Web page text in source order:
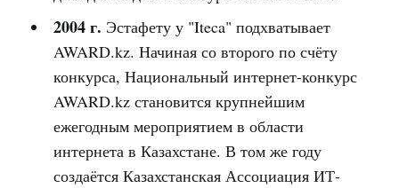
2004 г. Эстафету у "Iteca" подхватывает
AWARD.kz. Начиная со второго по счёту
конкурса, Национальный интернет-конкурс
AWARD.kz становится крупнейшим
ежегодным мероприятием в области
интернета в Казахстане. В том же году
создаётся Казахстанская Ассоциация ИТ-